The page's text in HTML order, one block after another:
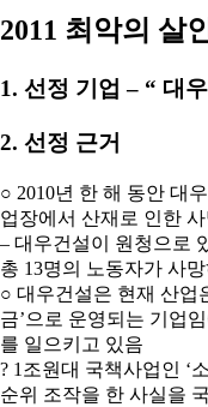
2011 최악의 살
1. 선정 기업 – “ 대
2. 선정 근거
○ 2010년 한 해 동안 대
업장에서 산재로 인한
– 대우건설이 원청으로
총 13명의 노동자가 사
○ 대우건설은 현재 산업
금’으로 운영되는 기업
를 일으키고 있음
? 1조원대 국책사업인 ‘
순위 조작을 한 사실을